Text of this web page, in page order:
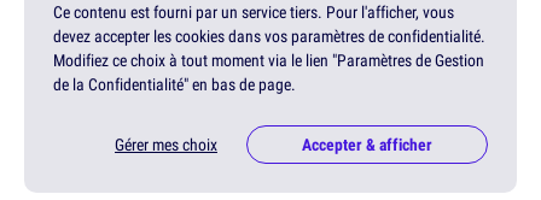
Ce contenu est fourni par un service tiers. Pour l'afficher, vous
devez accepter les cookies dans vos paramètres de confidentialité.
Modifiez ce choix à tout moment via le lien "Paramètres de Gestion
de la Confidentialité" en bas de page.
Gérer mes choix Accepter & afficher